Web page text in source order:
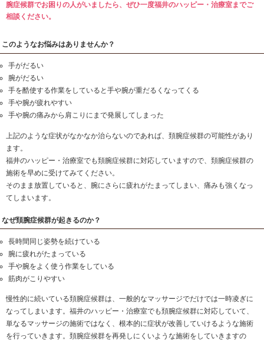
福井のハッピー・治療室では頚腕症候群の対応
腕症候群でお困りの人がいましたら、ぜひ一度福井の
相談ください。
このようなお悩みはありませんか？
手がだるい
腕がだるい
手を酷使する作業をしていると手や腕が重だるくなっ
手や腕が疲れやすい
手や腕の痛みから肩こりにまで発展してしまった
上記のような症状がなかなか治らないのであれば、頚